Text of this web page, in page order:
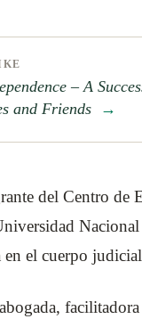
– A
and Friends
→
del Centro de
en el cuerpo